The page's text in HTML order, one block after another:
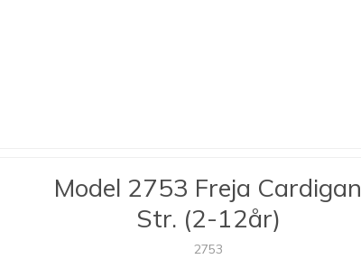
Model 2753 Freja Cardigan
Str. (2-12år)
2753